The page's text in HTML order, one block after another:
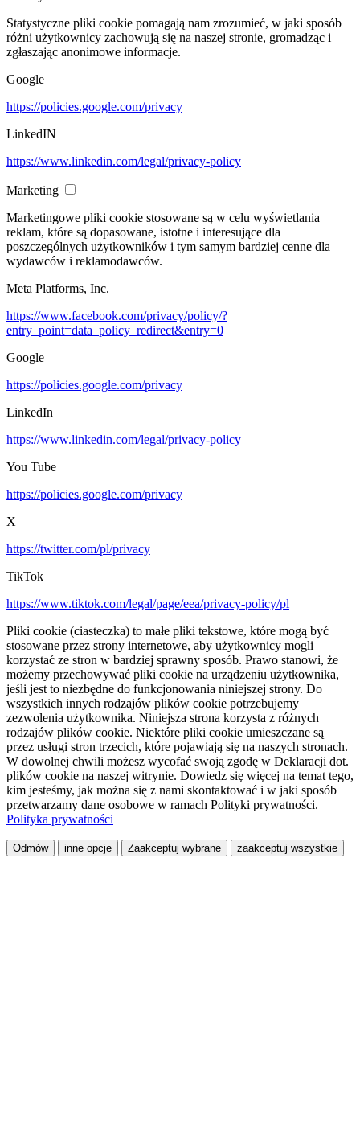
Statystyczne pliki cookie pomagają nam zrozumieć, w jaki sposób
różni użytkownicy zachowują się na naszej stronie, gromadząc i
zgłaszając anonimowe informacje.
Google
https://policies.google.com/privacy
LinkedIN
https://www.linkedin.com/legal/privacy-policy
Marketing
Marketingowe pliki cookie stosowane są w celu wyświetlania
reklam, które są dopasowane, istotne i interesujące dla
poszczególnych użytkowników i tym samym bardziej cenne dla
wydawców i reklamodawców.
Meta Platforms, Inc.
https://www.facebook.com/privacy/policy/?
entry_point=data_policy_redirect&entry=0
Google
https://policies.google.com/privacy
LinkedIn
https://www.linkedin.com/legal/privacy-policy
You Tube
https://policies.google.com/privacy
X
https://twitter.com/pl/privacy
TikTok
https://www.tiktok.com/legal/page/eea/privacy-policy/pl
Pliki cookie (ciasteczka) to małe pliki tekstowe, które mogą być
stosowane przez strony internetowe, aby użytkownicy mogli
korzystać ze stron w bardziej sprawny sposób. Prawo stanowi, że
możemy przechowywać pliki cookie na urządzeniu użytkownika,
jeśli jest to niezbędne do funkcjonowania niniejszej strony. Do
wszystkich innych rodzajów plików cookie potrzebujemy
zezwolenia użytkownika. Niniejsza strona korzysta z różnych
rodzajów plików cookie. Niektóre pliki cookie umieszczane są
przez usługi stron trzecich, które pojawiają się na naszych stronach.
W dowolnej chwili możesz wycofać swoją zgodę w Deklaracji dot.
plików cookie na naszej witrynie. Dowiedz się więcej na temat tego,
kim jesteśmy, jak można się z nami skontaktować i w jaki sposób
przetwarzamy dane osobowe w ramach Polityki prywatności.
Polityka prywatności
Odmów inne opcje Zaakceptuj wybrane zaakceptuj wszystkie